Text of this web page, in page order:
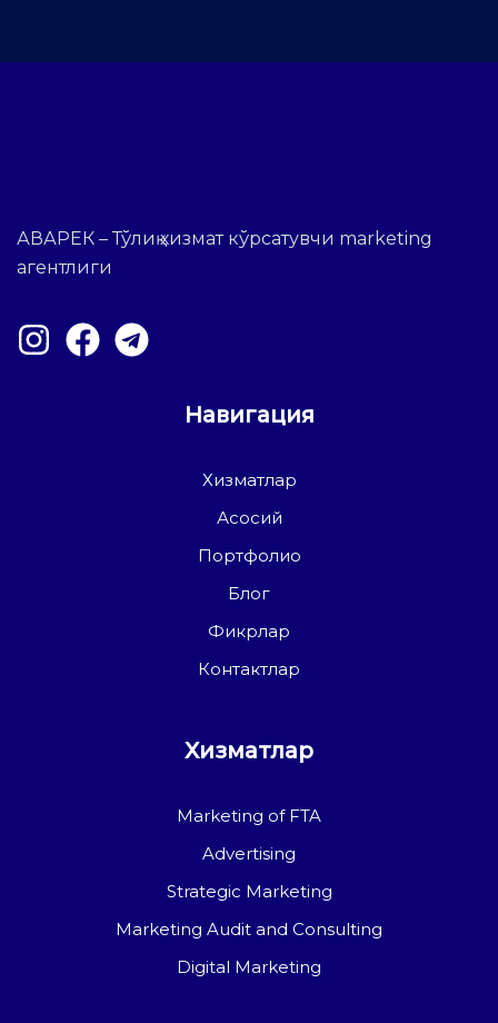
АВАРЕК – Тўлиқ хизмат кўрсатувчи marketing
агентлиги
Навигация
Хизматлар
Асосий
Портфолио
Блог
Фикрлар
Контактлар
Хизматлар
Marketing of FTA
Advertising
Strategic Marketing
Marketing Audit and Consulting
Digital Marketing